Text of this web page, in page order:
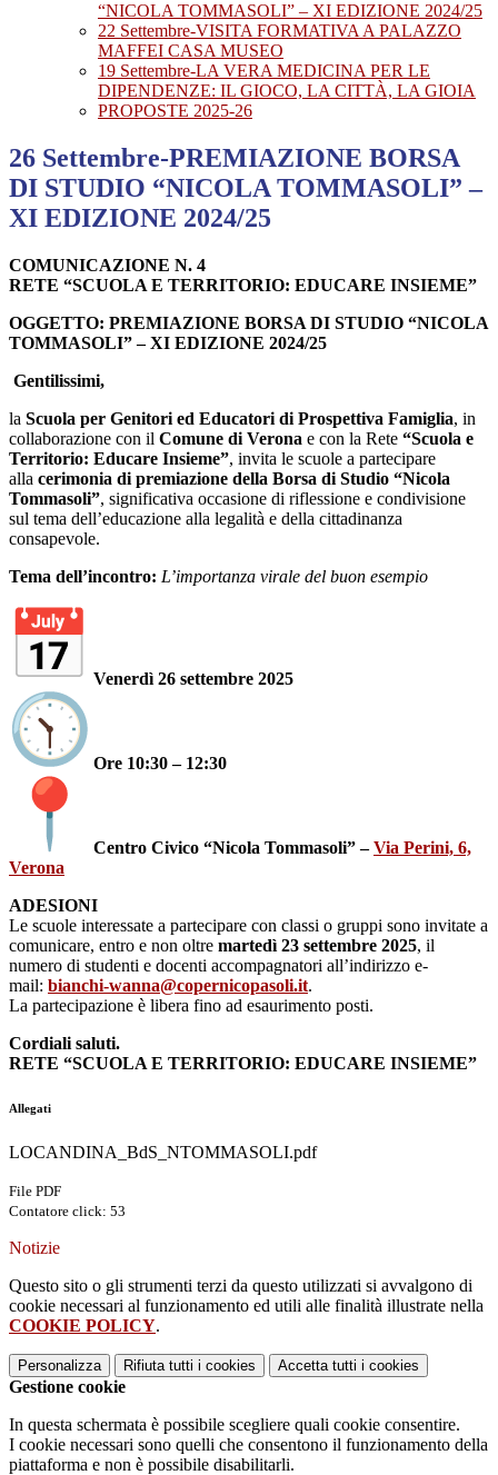
“NICOLA TOMMASOLI” – XI EDIZIONE 2024/25
22 Settembre-VISITA FORMATIVA A PALAZZO
MAFFEI CASA MUSEO
19 Settembre-LA VERA MEDICINA PER LE
DIPENDENZE: IL GIOCO, LA CITTÀ, LA GIOIA
PROPOSTE 2025-26
26 Settembre-PREMIAZIONE BORSA
DI STUDIO “NICOLA TOMMASOLI” –
XI EDIZIONE 2024/25
COMUNICAZIONE N. 4
RETE “SCUOLA E TERRITORIO: EDUCARE INSIEME”
OGGETTO: PREMIAZIONE BORSA DI STUDIO “NICOLA
TOMMASOLI” – XI EDIZIONE 2024/25
Gentilissimi,
la Scuola per Genitori ed Educatori di Prospettiva Famiglia, in
collaborazione con il Comune di Verona e con la Rete “Scuola e
Territorio: Educare Insieme”, invita le scuole a partecipare
alla cerimonia di premiazione della Borsa di Studio “Nicola
Tommasoli”, significativa occasione di riflessione e condivisione
sul tema dell’educazione alla legalità e della cittadinanza
consapevole.
Tema dell’incontro: L’importanza virale del buon esempio
Venerdì 26 settembre 2025
Ore 10:30 – 12:30
Centro Civico “Nicola Tommasoli” – Via Perini, 6,
Verona
ADESIONI
Le scuole interessate a partecipare con classi o gruppi sono invitate a
comunicare, entro e non oltre martedì 23 settembre 2025, il
numero di studenti e docenti accompagnatori all’indirizzo e-
mail: bianchi-wanna@copernicopasoli.it.
La partecipazione è libera fino ad esaurimento posti.
Cordiali saluti.
RETE “SCUOLA E TERRITORIO: EDUCARE INSIEME”
Allegati
LOCANDINA_BdS_NTOMMASOLI.pdf
File PDF
Contatore click: 53
Notizie
Questo sito o gli strumenti terzi da questo utilizzati si avvalgono di
cookie necessari al funzionamento ed utili alle finalità illustrate nella
COOKIE POLICY.
Personalizza Rifiuta tutti i cookies Accetta tutti i cookies
Gestione cookie
In questa schermata è possibile scegliere quali cookie consentire.
I cookie necessari sono quelli che consentono il funzionamento della
piattaforma e non è possibile disabilitarli.